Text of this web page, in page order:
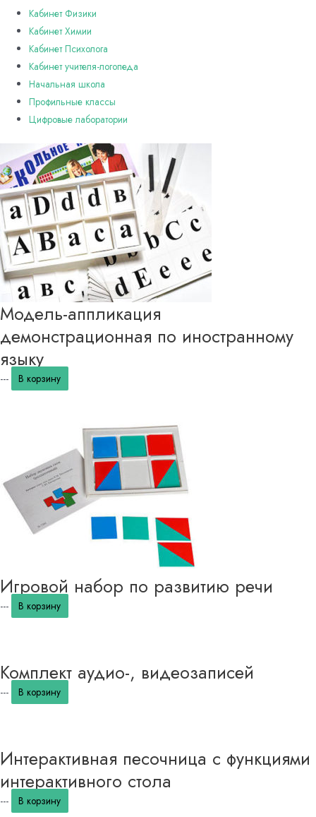
Кабинет Физики
Кабинет Химии
Кабинет Психолога
Кабинет учителя-логопеда
Начальная школа
Профильные классы
Цифровые лаборатории
Модель-аппликация
демонстрационная по иностранному
языку
--- В корзину
Игровой набор по развитию речи
--- В корзину
Комплект аудио-, видеозаписей
--- В корзину
Интерактивная песочница с функциями
интерактивного стола
--- В корзину